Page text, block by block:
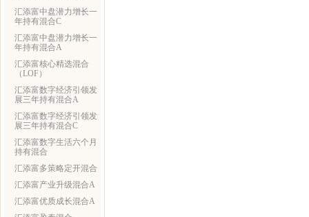
汇添富中盘潜力增长一
年持有混合C
汇添富中盘潜力增长一
年持有混合A
汇添富核心精选混合
（LOF）
汇添富数字经济引领发
展三年持有混合A
汇添富数字经济引领发
展三年持有混合C
汇添富数字生活六个月
持有混合
汇添富多策略定开混合
汇添富产业升级混合A
汇添富优质成长混合A